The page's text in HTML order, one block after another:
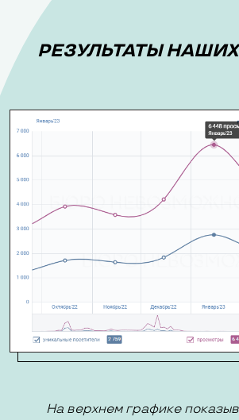
РЕЗУЛЬТАТЫ
На верхнем графике